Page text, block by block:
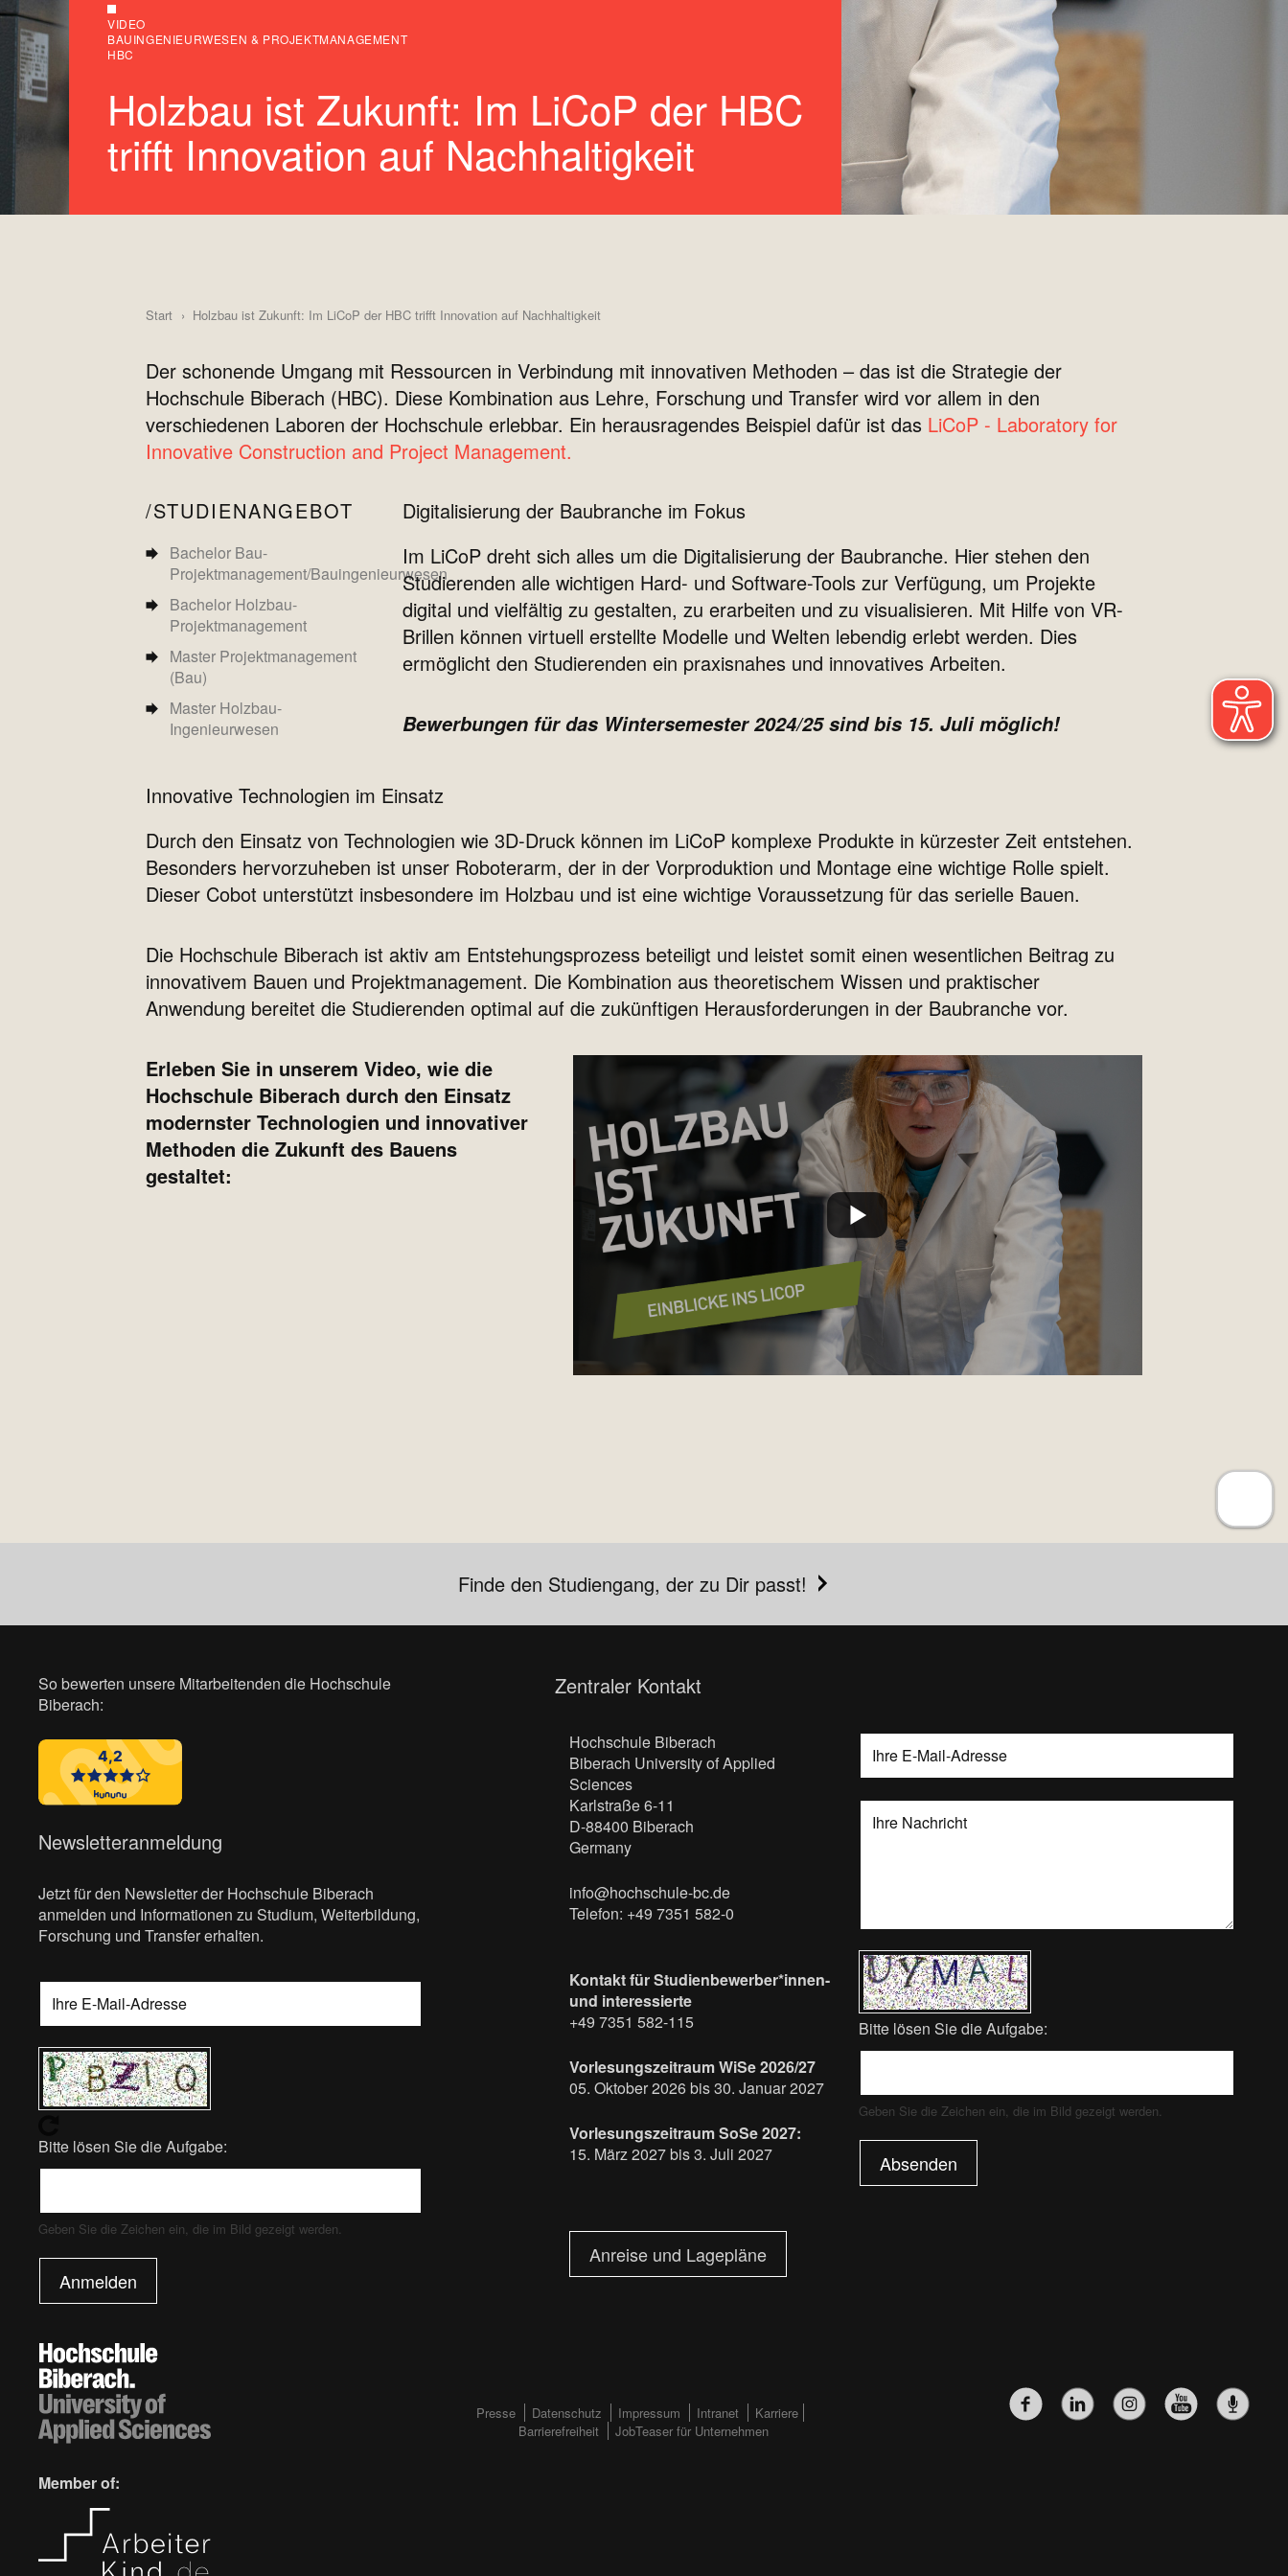
VIDEO
BAUINGENIEURWESEN & PROJEKTMANAGEMENT
HBC
Holzbau ist Zukunft: Im LiCoP der HBC
trifft Innovation auf Nachhaltigkeit
Start Holzbau ist Zukunft: Im LiCoP der HBC trifft Innovation auf Nachhaltigkeit
Der schonende Umgang mit Ressourcen in Verbindung mit innovativen Methoden – das ist die Strategie der
Hochschule Biberach (HBC). Diese Kombination aus Lehre, Forschung und Transfer wird vor allem in den
verschiedenen Laboren der Hochschule erlebbar. Ein herausragendes Beispiel dafür ist das LiCoP - Laboratory for
Innovative Construction and Project Management.
STUDIENANGEBOT
Bachelor Bau-
Projektmanagement/Bauingenieurwesen
Bachelor Holzbau-
Projektmanagement
Master Projektmanagement
(Bau)
Master Holzbau-
Ingenieurwesen
Digitalisierung der Baubranche im Fokus
Im LiCoP dreht sich alles um die Digitalisierung der Baubranche. Hier stehen den
Studierenden alle wichtigen Hard- und Software-Tools zur Verfügung, um Projekte
digital und vielfältig zu gestalten, zu erarbeiten und zu visualisieren. Mit Hilfe von VR-
Brillen können virtuell erstellte Modelle und Welten lebendig erlebt werden. Dies
ermöglicht den Studierenden ein praxisnahes und innovatives Arbeiten.
Bewerbungen für das Wintersemester 2024/25 sind bis 15. Juli möglich!
Innovative Technologien im Einsatz
Durch den Einsatz von Technologien wie 3D-Druck können im LiCoP komplexe Produkte in kürzester Zeit entstehen.
Besonders hervorzuheben ist unser Roboterarm, der in der Vorproduktion und Montage eine wichtige Rolle spielt.
Dieser Cobot unterstützt insbesondere im Holzbau und ist eine wichtige Voraussetzung für das serielle Bauen.
Die Hochschule Biberach ist aktiv am Entstehungsprozess beteiligt und leistet somit einen wesentlichen Beitrag zu
innovativem Bauen und Projektmanagement. Die Kombination aus theoretischem Wissen und praktischer
Anwendung bereitet die Studierenden optimal auf die zukünftigen Herausforderungen in der Baubranche vor.
Erleben Sie in unserem Video, wie die
Hochschule Biberach durch den Einsatz
modernster Technologien und innovativer
Methoden die Zukunft des Bauens
gestaltet:
Finde den Studiengang, der zu Dir passt!
So bewerten unsere Mitarbeitenden die Hochschule
Biberach:
Newsletteranmeldung
Jetzt für den Newsletter der Hochschule Biberach
anmelden und Informationen zu Studium, Weiterbildung,
Forschung und Transfer erhalten.
Bitte lösen Sie die Aufgabe:
Geben Sie die Zeichen ein, die im Bild gezeigt werden.
Anmelden
Zentraler Kontakt
Hochschule Biberach
Biberach University of Applied
Sciences
Karlstraße 6-11
D-88400 Biberach
Germany
info@hochschule-bc.de
Telefon: +49 7351 582-0
Kontakt für Studienbewerber*innen-
und interessierte
+49 7351 582-115
Vorlesungszeitraum WiSe 2026/27
05. Oktober 2026 bis 30. Januar 2027
Vorlesungszeitraum SoSe 2027:
15. März 2027 bis 3. Juli 2027
Anreise und Lagepläne
Bitte lösen Sie die Aufgabe:
Geben Sie die Zeichen ein, die im Bild gezeigt werden.
Absenden
Member of:
FOOTERMENÜ
(HAUPTSEITE)
Presse Datenschutz Impressum Intranet
Karriere
Barrierefreiheit
JobTeaser für Unternehmen
NETZWERKE-